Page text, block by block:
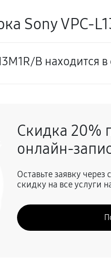
Sony VPC-
B находится
Скидка 20%
онлайн-
Оставьте заявку
скидку на все услуги